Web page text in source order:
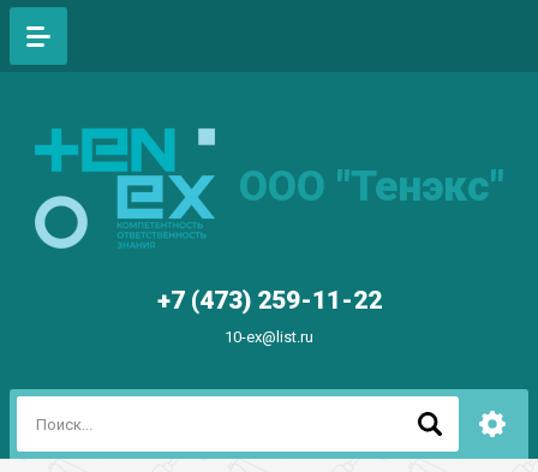
ООО "Тенэкс"
+7 (473) 259-11-22
10-ex@list.ru